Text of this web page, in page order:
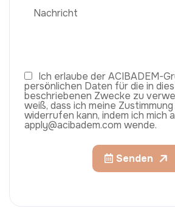
Ich erlaube der ACIBADEM-
persönlichen Daten für die in
beschriebenen Zwecke zu
weiß, dass ich meine
widerrufen kann, indem ich mich
apply@acibadem.com wende.
Senden